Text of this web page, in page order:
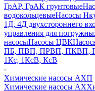
ГрАР, ГрАК грунтовые
водокольцевыеНасосы
1Д, 4Д двухстороннего
управления для
насосыНасосы ЦВК
ПБ, ПВП, ПРВП, ПКВП,
1Кс, 1КсВ, КсВ
-
Химические насосы АХП
Химические насосы AX